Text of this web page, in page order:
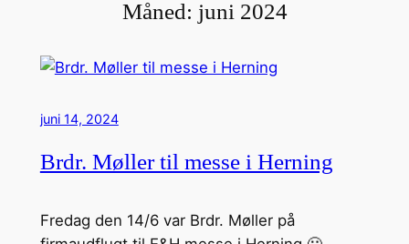
Måned: juni 2024
juni 14, 2024
Brdr. Møller til messe i Herning
Fredag den 14/6 var Brdr. Møller på